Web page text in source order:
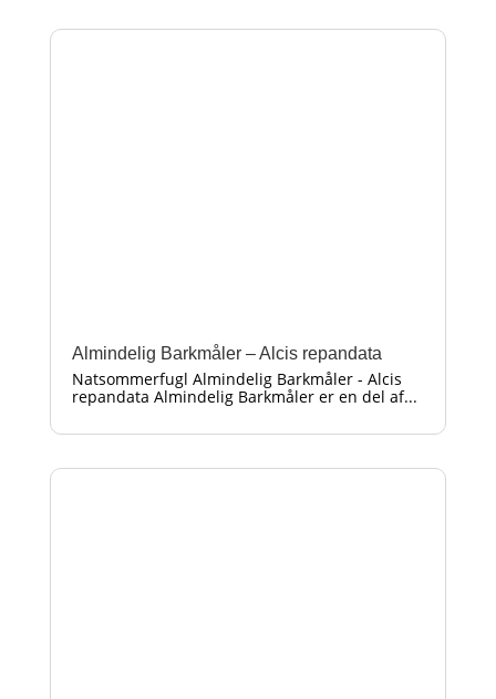
Almindelig Barkmåler – Alcis repandata
Natsommerfugl Almindelig Barkmåler - Alcis
repandata Almindelig Barkmåler er en del af...